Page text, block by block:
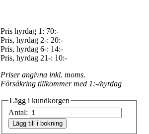
Pris hyrdag 1: 70:-
Pris, hyrdag 2-: 20:-
Pris, hyrdag 6-: 14:-
Pris, hyrdag 21-: 10:-
Priser angivna inkl. moms.
Försäkring tillkommer med 1:-/hyrdag
Lägg i kundkorgen
Antal:
Lägg till i bokning